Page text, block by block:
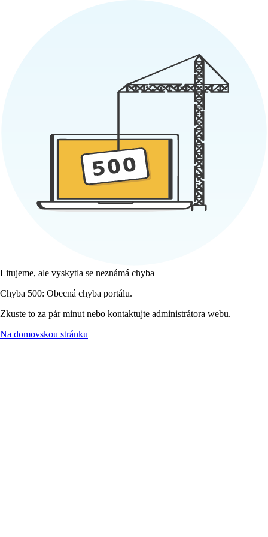
Litujeme, ale vyskytla se neznámá chyba
Chyba 500: Obecná chyba portálu.
Zkuste to za pár minut nebo kontaktujte administrátora webu.
Na domovskou stránku